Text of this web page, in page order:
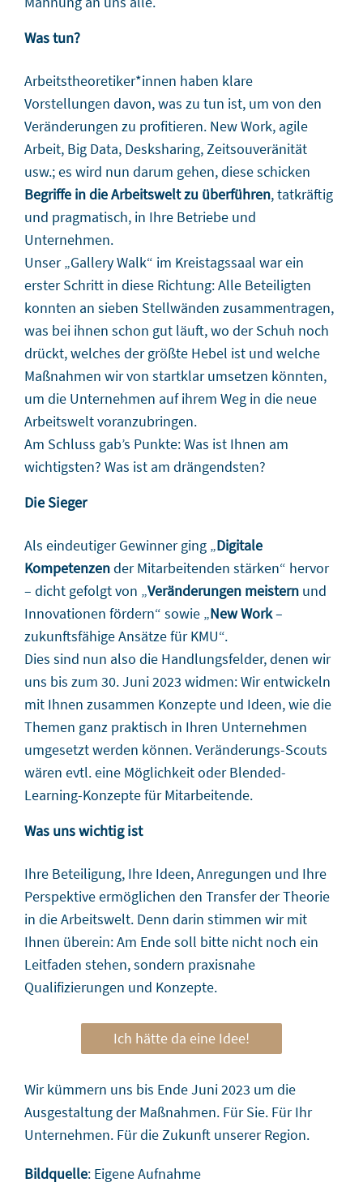
Was tun?
Arbeitstheoretiker*innen haben klare
Vorstellungen davon, was zu tun ist, um von den
Veränderungen zu profitieren. New Work, agile
Arbeit, Big Data, Desksharing, Zeitsouveränität
usw.; es wird nun darum gehen, diese schicken
Begriffe in die Arbeitswelt zu überführen, tatkräftig
und pragmatisch, in Ihre Betriebe und
Unternehmen.
Unser „Gallery Walk“ im Kreistagssaal war ein
erster Schritt in diese Richtung: Alle Beteiligten
konnten an sieben Stellwänden zusammentragen,
was bei ihnen schon gut läuft, wo der Schuh noch
drückt, welches der größte Hebel ist und welche
Maßnahmen wir von startklar umsetzen könnten,
um die Unternehmen auf ihrem Weg in die neue
Arbeitswelt voranzubringen.
Am Schluss gab’s Punkte: Was ist Ihnen am
wichtigsten? Was ist am drängendsten?
Die Sieger
Als eindeutiger Gewinner ging „Digitale
Kompetenzender Mitarbeitenden stärken“ hervor
– dicht gefolgt von „Veränderungen meistern und
Innovationen fördern“ sowie „New Work–
zukunftsfähige Ansätze für KMU“.
Dies sind nun also die Handlungsfelder, denen wir
uns bis zum 30. Juni 2023 widmen: Wir entwickeln
mit Ihnen zusammen Konzepte und Ideen, wie die
Themen ganz praktisch in Ihren Unternehmen
umgesetzt werden können. Veränderungs-Scouts
wären evtl. eine Möglichkeit oder Blended-
Learning-Konzepte für Mitarbeitende.
Was uns wichtig ist
Ihre Beteiligung, Ihre Ideen, Anregungen und Ihre
Perspektive ermöglichen den Transfer der Theorie
in die Arbeitswelt. Denn darin stimmen wir mit
Ihnen überein: Am Ende soll bitte nicht noch ein
Leitfaden stehen, sondern praxisnahe
Qualifizierungen und Konzepte.
Ich hätte da eine Idee!
Wir kümmern uns bis Ende Juni 2023 um die
Ausgestaltung der Maßnahmen. Für Sie. Für Ihr
Unternehmen. Für die Zukunft unserer Region.
Bildquelle: Eigene Aufnahme